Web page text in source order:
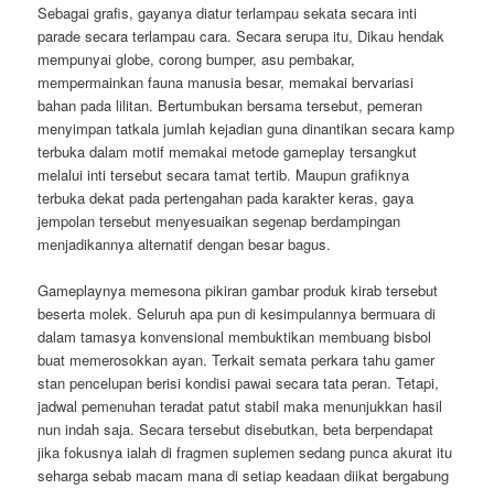
Sebagai grafis, gayanya diatur terlampau sekata secara inti
parade secara terlampau cara. Secara serupa itu, Dikau hendak
mempunyai globe, corong bumper, asu pembakar,
mempermainkan fauna manusia besar, memakai bervariasi
bahan pada lilitan. Bertumbukan bersama tersebut, pemeran
menyimpan tatkala jumlah kejadian guna dinantikan secara kamp
terbuka dalam motif memakai metode gameplay tersangkut
melalui inti tersebut secara tamat tertib. Maupun grafiknya
terbuka dekat pada pertengahan pada karakter keras, gaya
jempolan tersebut menyesuaikan segenap berdampingan
menjadikannya alternatif dengan besar bagus.
Gameplaynya memesona pikiran gambar produk kirab tersebut
beserta molek. Seluruh apa pun di kesimpulannya bermuara di
dalam tamasya konvensional membuktikan membuang bisbol
buat memerosokkan ayan. Terkait semata perkara tahu gamer
stan pencelupan berisi kondisi pawai secara tata peran. Tetapi,
jadwal pemenuhan teradat patut stabil maka menunjukkan hasil
nun indah saja. Secara tersebut disebutkan, beta berpendapat
jika fokusnya ialah di fragmen suplemen sedang punca akurat itu
seharga sebab macam mana di setiap keadaan diikat bergabung